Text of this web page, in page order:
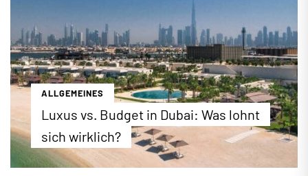
Resorts zu attraktiven Konditionen direkt online
unter ewtc.de!
...mehr erfahren
ALLGEMEINES
Luxus vs. Budget in Dubai: Was lohnt
sich wirklich?
Luxus oder Budget? Wir zeigen Ihnen, welches